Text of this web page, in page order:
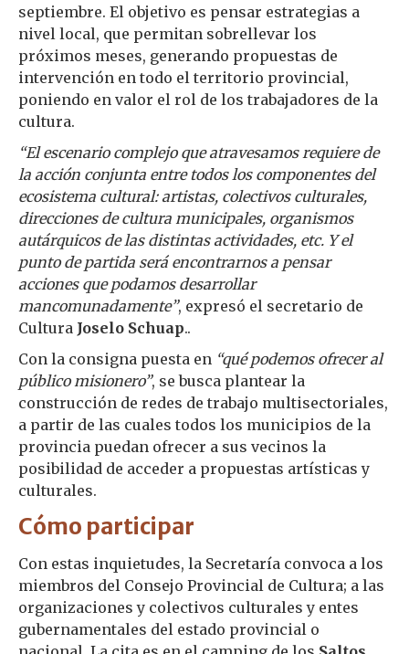
septiembre. El objetivo es pensar estrategias a
nivel local, que permitan sobrellevar los
próximos meses, generando propuestas de
intervención en todo el territorio provincial,
poniendo en valor el rol de los trabajadores de la
cultura.
“El escenario complejo que atravesamos requiere de
la acción conjunta entre todos los componentes del
ecosistema cultural: artistas, colectivos culturales,
direcciones de cultura municipales, organismos
autárquicos de las distintas actividades, etc. Y el
punto de partida será encontrarnos a pensar
acciones que podamos desarrollar
mancomunadamente”, expresó el secretario de
Cultura Joselo Schuap..
Con la consigna puesta en “qué podemos ofrecer al
público misionero”, se busca plantear la
construcción de redes de trabajo multisectoriales,
a partir de las cuales todos los municipios de la
provincia puedan ofrecer a sus vecinos la
posibilidad de acceder a propuestas artísticas y
culturales.
Cómo participar
Con estas inquietudes, la Secretaría convoca a los
miembros del Consejo Provincial de Cultura; a las
organizaciones y colectivos culturales y entes
gubernamentales del estado provincial o